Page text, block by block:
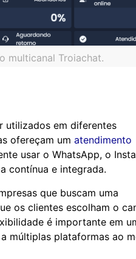
multicanal Troiachat.
utilizados em diferentes
ofereçam um atendimento
usar o WhatsApp, o
contínua e integrada.
que buscam uma
os clientes escolham o
é importante em
múltiplas plataformas ao